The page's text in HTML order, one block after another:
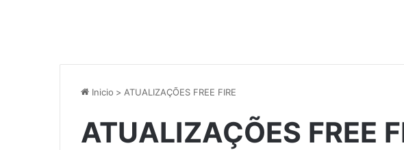
Inicio > ATUALIZAÇÕES FREE FIRE
ATUALIZAÇÕES FREE